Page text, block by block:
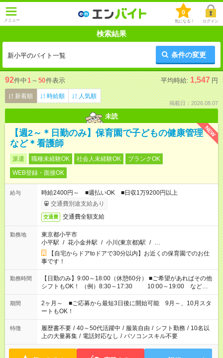
メニュー
0
気になる！ ログイン
検索結果
新小平のバイト一覧 条件の変更
92件中1 ～ 50件表示 平均時給: 1,547 円
新着順 時給順 人気順
掲載日：2026.08.07
未読
NEW
【週2～＊日勤のみ】保育園で子どもの健康管理
など＊看護師
派遣 職種未経験OK 社会人未経験OK
ブランクOK
WEB登録・面接OK
給与
時給2400円～ ■週払いOK ■日収1万9200円以上
交通費別途支給あり
交通費 交通費全額支給
勤務地
東京都小平市
小平駅 / 花小金井駅 / 小川(東京都)駅 / …
【自宅からドアtoドアで30分以内】お近くの保育園でのお仕
事です！
勤務時間
【日勤のみ】9:00～18:00（休憩60分） ■ご希望があればその他
シフトもOK！ （例）8:30～17:30 10:00～19:00 など
「家族とお休みを合わせたい」 「余裕を持って夕飯の準備がし
たい」 「できれば残業はしたくない」 など、ご希望があれば教
えてくださいね。 ※Wワーク希望の方へ 今ご覧のお仕事で希望
する勤務時間と、もう1つのお仕事の勤務時間。 合計で週40時
間を超える場合は応募できません
期間
2ヶ月～ ■ご応募から最短3日後に開始可能 9月～、10月スタ
ートもOK！
特徴 履歴書不要 / 40～50代活躍中 / 服装自由 / シフト勤務 / 10名以
上の大量募集 / 電話対応なし / パソコンスキル不要